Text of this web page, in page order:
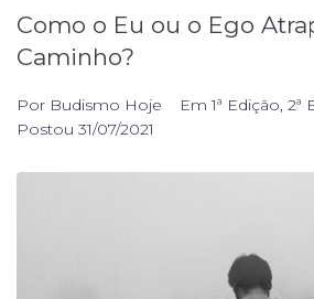
Como o Eu ou o Ego
Caminho?
Por Budismo Hoje Em1ª Edição, 2ª
Postou 31/07/2021